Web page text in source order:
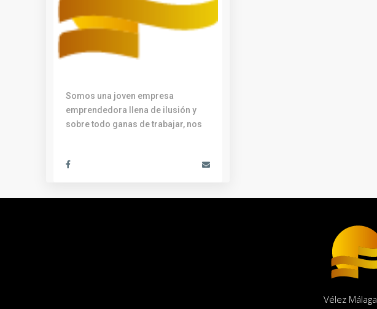
Somos una joven empresa
emprendedora llena de ilusión y
sobre todo ganas de trabajar, nos
Vélez Málaga